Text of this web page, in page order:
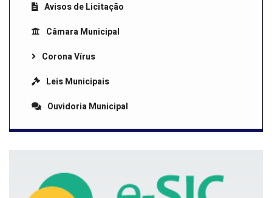
Avisos de Licitação
Câmara Municipal
Corona Vírus
Leis Municipais
Ouvidoria Municipal